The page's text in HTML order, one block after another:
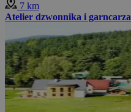
7 km
Atelier dzwonnika i garncarza